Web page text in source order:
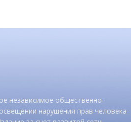
независимое общественно-
нарушения прав человека